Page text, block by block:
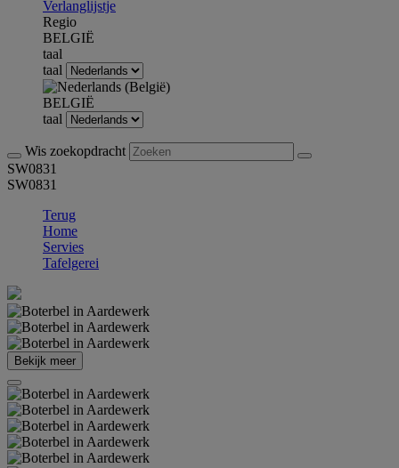
Verlanglijstje
Regio
BELGIË
taal
taal
BELGIË
taal
Wis zoekopdracht
SW0831
SW0831
Terug
Home
Servies
Tafelgerei
Bekijk meer